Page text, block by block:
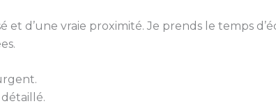
et d’une vraie proximité. Je prends le temps